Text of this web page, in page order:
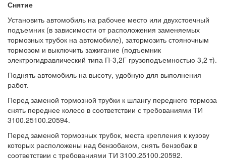
Снятие
Установить автомобиль на рабочее место или двухстоечный
подъемник (в зависимости от расположения заменяемых
тормозных трубок на автомобиле), затормозить стояночным
тормозом и выключить зажигание (подъемник
электрогидравлический типа П-3,2Г грузоподъемностью 3,2 т).
Поднять автомобиль на высоту, удобную для выполнения
работ.
Перед заменой тормозной трубки к шлангу переднего тормоза
снять переднее колесо в соответствии с требованиями ТИ
3100.25100.20594.
Перед заменой тормозных трубок, места крепления к кузову
которых расположены над бензобаком, снять бензобак в
соответствии с требованиями ТИ 3100.25100.20592.